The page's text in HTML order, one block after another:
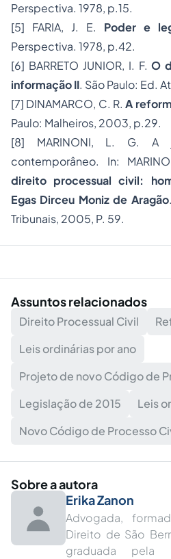
Perspectiva. 1978, p.15.
[5] FARIA, J. E. Poder e
Perspectiva. 1978, p.42.
[6] BARRETO JUNIOR, I. F.O
informação II. São Paulo: Ed.
[7] DINAMARCO, C. R.A
Paulo: Malheiros, 2003, p.29.
[8] MARINONI, L. G. A
contemporâneo. In:
direito processual civil:
Egas Dirceu Moniz de Aragão
Tribunais, 2005, P. 59.
Assuntos relacionados
Direito Processual Civil
Leis ordinárias por ano
Projeto de novo Código de
Legislação de 2015
Leis
Novo Código de Processo
Sobre a autora
Erika Zanon
Advogada,
Direito de São
graduada pela